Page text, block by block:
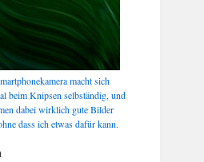
macht sich
beim Knipsen selbständig, und
dabei wirklich gute Bilder
dass ich etwas dafür kann.